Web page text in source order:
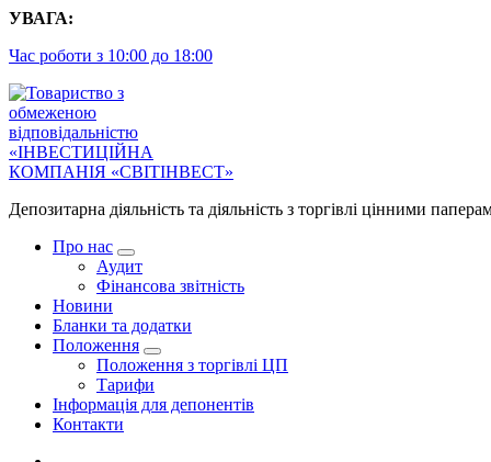
Перейти
контенту
УВАГА:
Час роботи з 10:00 до 18:00
Депозитарна діяльність та діяльність з торгівлі цінними
Про нас
Аудит
Фінансова звітність
Новини
Бланки та додатки
Положення
Положення з торгівлі ЦП
Тарифи
Інформація для депонентів
Контакти